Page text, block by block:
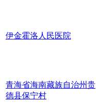
伊金霍洛人民医院
青海省海南藏族自治州贵
德县保宁村